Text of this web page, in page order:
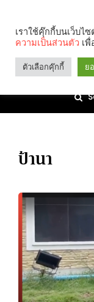
ป้านา
เราใช้คุ๊กกี้บนเว็บไ
ความเป็นส่วนตัว เ
ตัวเลือกคุ๊กกี้ ย